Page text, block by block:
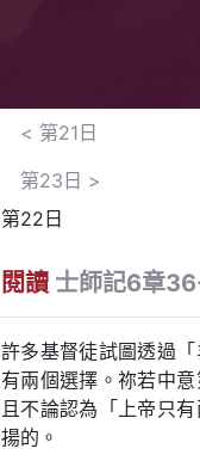
< 第21日
第23日 >
第22日
閱讀 士師記6章
許多基督徒試圖透過
有兩個選擇。祢若中
且不論認為「上帝只
揚的。